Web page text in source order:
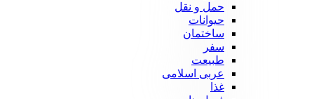
حمل و نقل
حیوانات
ساختمان
سفر
طبیعت
عربی اسلامی
غذا